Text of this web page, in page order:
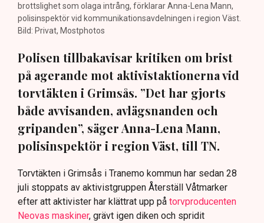
brottslighet som olaga intrång, förklarar Anna-Lena Mann,
polisinspektör vid kommunikationsavdelningen i region Väst.
Bild: Privat, Mostphotos
Polisen tillbakavisar kritiken om brist
på agerande mot aktivistaktionerna vid
torvtäkten i Grimsås. ”Det har gjorts
både avvisanden, avlägsnanden och
gripanden”, säger Anna-Lena Mann,
polisinspektör i region Väst, till TN.
Torvtäkten i Grimsås i Tranemo kommun har sedan 28
juli stoppats av aktivistgruppen Återställ Våtmarker
efter att aktivister har klättrat upp på torvproducenten
Neovas maskiner, grävt igen diken och spridit